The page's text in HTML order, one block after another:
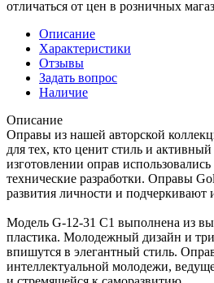
отличаться от цен в розничных
Описание
Характеристики
Отзывы
Задать вопрос
Наличие
Описание
Оправы из нашей авторской
для тех, кто ценит стиль и
изготовлении оправ
технические разработки. Оправы
развития личности и подчеркивают
Модель G-12-31 С1 выполнена из
пластика. Молодежный дизайн и три
впишутся в элегантный стиль.
интеллектуальной молодежи,